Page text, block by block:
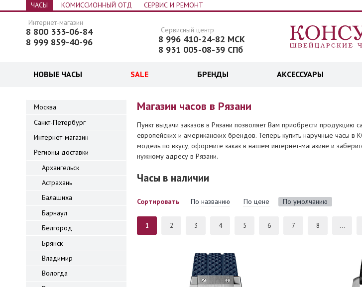
ЧАСЫ КОМИССИОННЫЙ ОТД СЕРВИС И РЕМОНТ
Сервисный центр
8 996 410-24-82 МСК
8 931 005-08-39 СПб
Интернет-магазин
8 800 333-06-84
8 999 859-40-96
НОВЫЕ ЧАСЫ SALE БРЕНДЫ АКСЕССУАРЫ
Москва
Санкт-Петербург
Интернет-магазин
Регионы доставки
Архангельск
Астрахань
Балашиха
Барнаул
Белгород
Брянск
Владимир
Вологда
Магазин часов в Рязани
Пункт выдачи заказов в Рязани позволяет Вам приобрести
европейских и американских брендов. Теперь купить наручные часы
модель по вкусу, оформите заказ в нашем интернет-магазине и
нужному адресу в Рязани.
Часы в наличии
Сортировать По названию По цене По умолчанию
1 2 3 4 5 6 7 8 ...